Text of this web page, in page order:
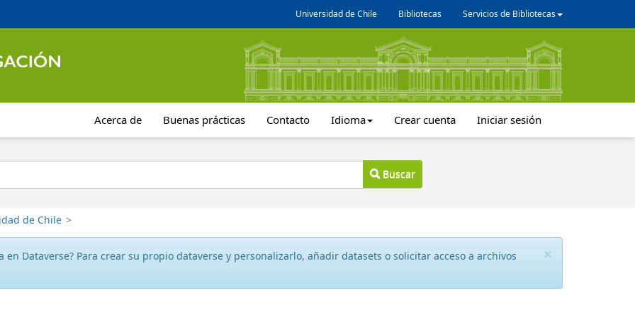
Universidad de Chile Bibliotecas Servicios de Bibliotecas
Acerca de Buenas prácticas Contacto Idioma Crear cuenta Iniciar sesión
Buscar
de Chile >
×
en Dataverse? Para crear su propio dataverse y personalizarlo, añadir datasets o solicitar acceso a archivos